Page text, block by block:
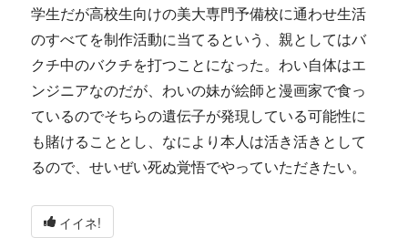
学生だが高校生向けの美大専門予備校に通わせ生活
のすべてを制作活動に当てるという、親としてはバ
クチ中のバクチを打つことになった。わい自体はエ
ンジニアなのだが、わいの妹が絵師と漫画家で食っ
ているのでそちらの遺伝子が発現している可能性に
も賭けることとし、なにより本人は活き活きとして
るので、せいぜい死ぬ覚悟でやっていただきたい。
イイネ!